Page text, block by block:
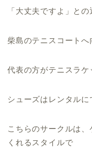
「大丈夫ですよ」と
柴島のテニスコートへ
代表の方がテニスラケ
シューズはレンタルに
こちらのサークルは
くれるスタイルで